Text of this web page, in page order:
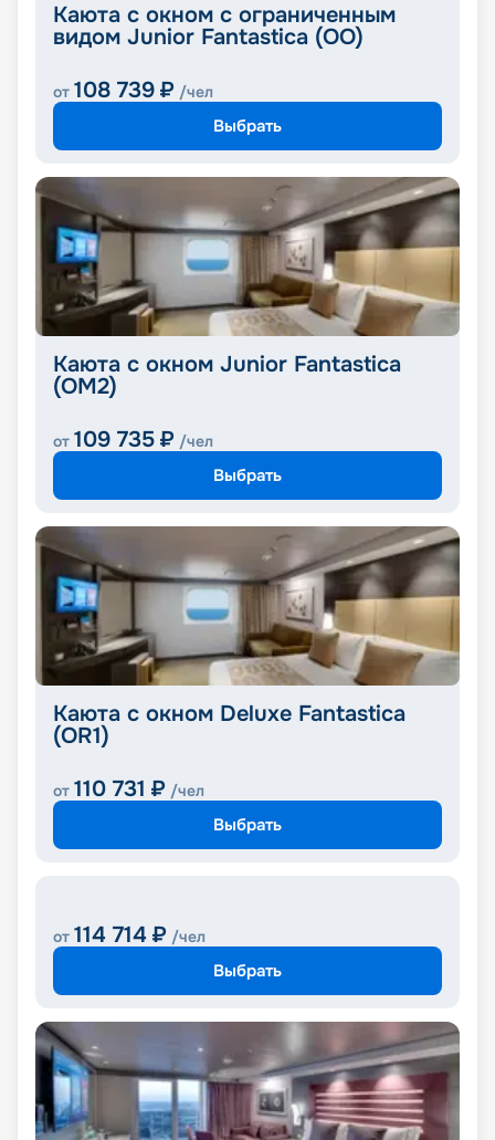
Каюта с окном с ограниченным
видом Junior Fantastica (OO)
от 108 739 ₽ /чел
Выбрать
Каюта с окном Junior Fantastica
(OM2)
от 109 735 ₽ /чел
Выбрать
Каюта с окном Deluxe Fantastica
(OR1)
от 110 731 ₽ /чел
Выбрать
от 114 714 ₽ /чел
Выбрать